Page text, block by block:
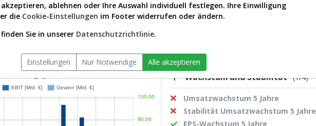
Europa 300 (v)
1,19 %
Wachstum und Stabilität (1/4)
Umsatzwachstum 5 Jahre
Stabilität Umsatzwachstum 5 Jahre
EPS-Wachstum 5 Jahre
ablehnen oder Ihre Auswahl individuell festlegen. Ihre Einwilligung
die Cookie-Einstellungen im Footer widerrufen oder ändern.
Sie in unserer Datenschutzrichtlinie.
Einstellungen Nur Notwendige Alle akzeptieren